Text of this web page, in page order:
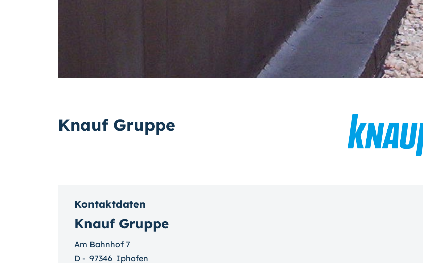
Knauf Gruppe
Kontaktdaten
Knauf Gruppe
Am Bahnhof 7
D - 97346 Iphofen